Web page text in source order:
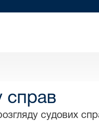
справ
судових